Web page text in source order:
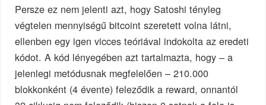
Persze ez nem jelenti azt, hogy Satoshi tényleg
végtelen mennyiségű bitcoint szeretett volna látni,
ellenben egy igen vicces teóriával indokolta az eredeti
kódot. A kód lényegében azt tartalmazta, hogy – a
jelenlegi metódusnak megfelelően – 210.000
blokkonként (4 évente) feleződik a reward, onnantól